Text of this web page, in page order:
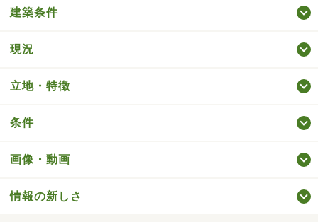
建築条件
現況
立地・特徴
条件
画像・動画
情報の新しさ